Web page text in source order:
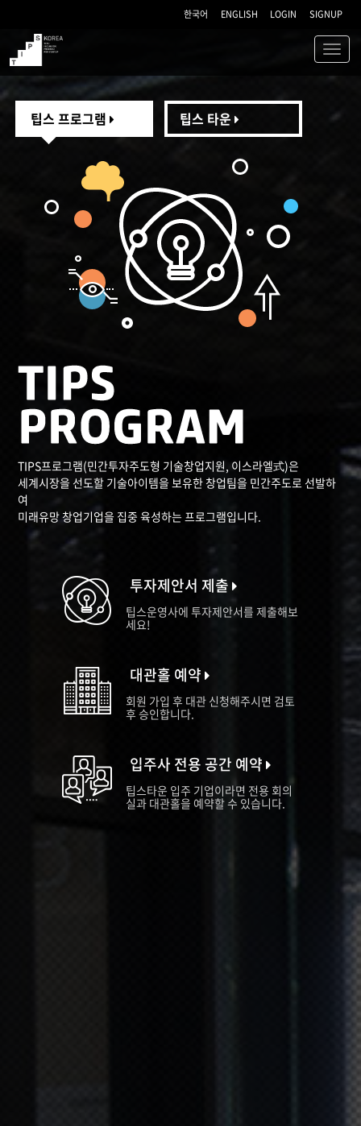
한국어 ENGLISH LOGIN SIGNUP
TIPS
팁스 프로그램 팁스 타운
TIPS프로그램(민간투자주도형 기술창업지원, 이스라엘式)은
세계시장을 선도할 기술아이템을 보유한 창업팀을 민간주도로 선발하
여
미래유망 창업기업을 집중 육성하는 프로그램입니다.
투자제안서 제출
팁스운영사에 투자제안서를 제출해보
세요!
대관홀 예약
회원 가입 후 대관 신청해주시면 검토
후 승인합니다.
입주사 전용 공간 예약
팁스타운 입주 기업이라면 전용 회의
실과 대관홀을 예약할 수 있습니다.